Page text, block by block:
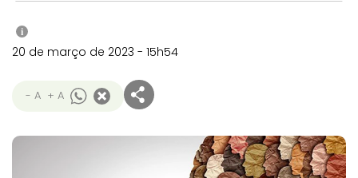
i
20 de março de 2023 - 15h54
- A + A